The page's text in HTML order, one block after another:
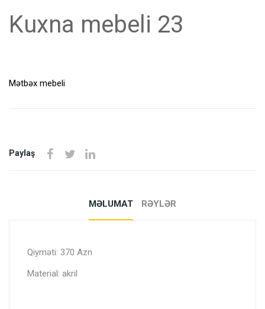
Kuxna mebeli 23
Mətbəx mebeli
Paylaş
MƏLUMAT RƏYLƏR
Qiyməti: 370 Azn
Material: akril